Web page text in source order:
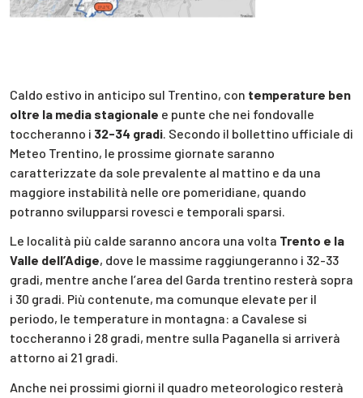
Caldo estivo in anticipo sul Trentino, con temperature ben
oltre la media stagionale e punte che nei fondovalle
toccheranno i 32-34 gradi . Secondo il bollettino ufficiale di
Meteo Trentino, le prossime giornate saranno
caratterizzate da sole prevalente al mattino e da una
maggiore instabilità nelle ore pomeridiane, quando
potranno svilupparsi rovesci e temporali sparsi.
Le località più calde saranno ancora una volta Trento e la
Valle dell’Adige, dove le massime raggiungeranno i 32-33
gradi, mentre anche l’area del Garda trentino resterà sopra
i 30 gradi. Più contenute, ma comunque elevate per il
periodo, le temperature in montagna: a Cavalese si
toccheranno i 28 gradi, mentre sulla Paganella si arriverà
attorno ai 21 gradi.
Anche nei prossimi giorni il quadro meteorologico resterà